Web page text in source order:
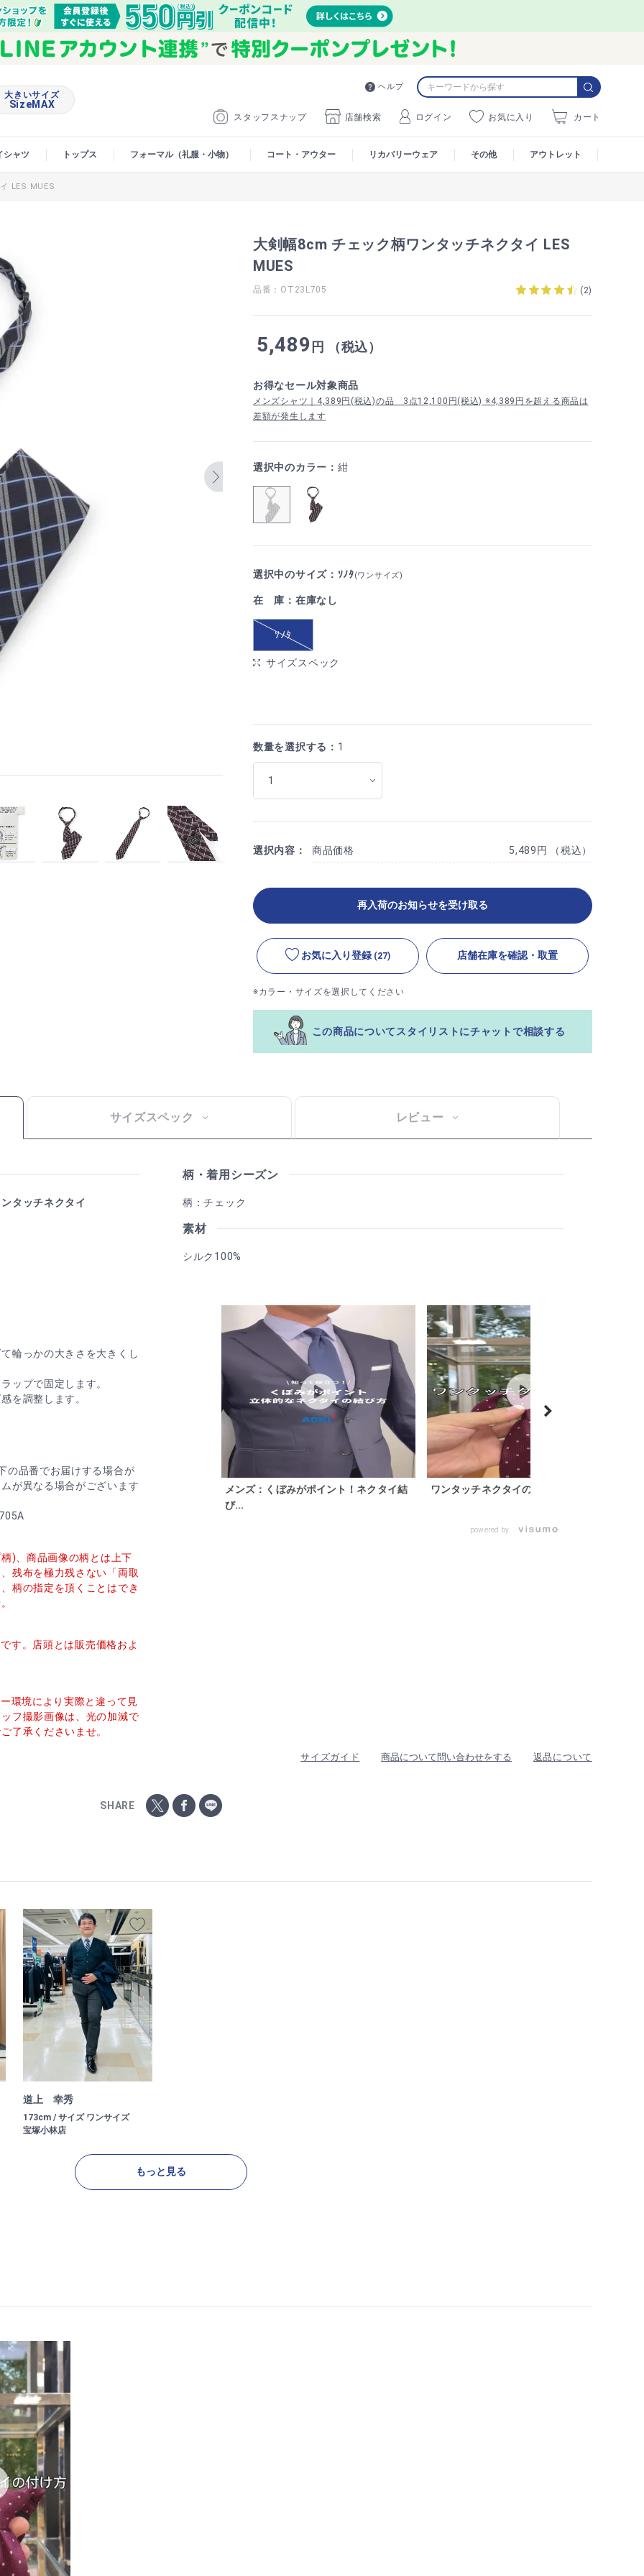
ヘルプ
スタッフスナップ 店舗検索 ログイン お気に入り カート
大きいサイズ
SizeMAX
シャツ トップス フォーマル（礼服・小物） コート・アウター リカバリーウェア その他 アウトレット
LES MUES
大剣幅8cm チェック柄ワンタッチネクタイ LES
MUES
品番：OT23L705 (2)
5,489 円 （税込）
お得なセール対象商品
メンズシャツ｜4,389円(税込)の品 3点12,100円(税込) ※4,389円を超える商品は
差額が発生します
選択中のカラー： 紺
選択中のサイズ：ｿﾉﾀ(ワンサイズ)
在 庫：在庫なし
ｿﾉﾀ
サイズスペック
数量を選択する： 1
選択内容： 商品価格 5,489円 （税込）
再入荷のお知らせを受け取る
お気に入り登録 (27) 店舗在庫を確認・取置
※カラー・サイズを選択してください
この商品についてスタイリストにチャットで相談する
サイズスペック レビュー
タッチネクタイ
輪っかの大きさを大きくし
ップで固定します。
を調整します。
の品番でお届けする場合が
が異なる場合がございます
)、商品画像の柄とは上下
残布を極力残さない「両取
柄の指定を頂くことはでき
す。店頭とは販売価格およ
環境により実際と違って見
フ撮影画像は、光の加減で
了承くださいませ。
柄・着用シーズン
柄：チェック
素材
シルク100%
メンズ：くぼみがポイント！ネクタイ結
び...
ワンタッチネクタイの使い方
powered by
サイズガイド 商品について問い合わせをする 返品について
SHARE
道上 幸秀
173cm / サイズ ワンサイズ
宝塚小林店
もっと見る